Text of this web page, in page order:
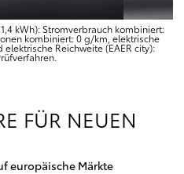
kWh): Stromverbrauch kombiniert:
kombiniert: 0 g/km, elektrische
elektrische Reichweite (EAER city):
FÜR NEUEN
europäische Märkte